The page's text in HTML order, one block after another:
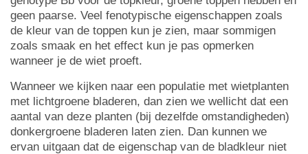
geen paarse. Veel fenotypische eigenschappen zoals
de kleur van de toppen kun je zien, maar sommigen
zoals smaak en het effect kun je pas opmerken
wanneer je de wiet proeft.
Wanneer we kijken naar een populatie met wietplanten
met lichtgroene bladeren, dan zien we wellicht dat een
aantal van deze planten (bij dezelfde omstandigheden)
donkergroene bladeren laten zien. Dan kunnen we
ervan uitgaan dat de eigenschap van de bladkleur niet